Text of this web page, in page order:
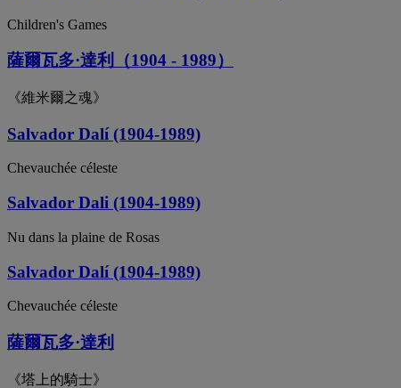
Children's Games
薩爾瓦多·達利（1904 - 1989）
《維米爾之魂》
Salvador Dalí (1904-1989)
Chevauchée céleste
Salvador Dali (1904-1989)
Nu dans la plaine de Rosas
Salvador Dalí (1904-1989)
Chevauchée céleste
薩爾瓦多·達利
《塔上的騎士》